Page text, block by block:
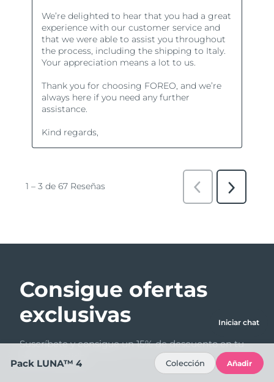
Consigue ofertas
exclusivas
Suscríbete y consigue un 15% de descuento en tu
primer pedido.
Iniciar chat
Pack LUNA™ 4 Colección Añadir